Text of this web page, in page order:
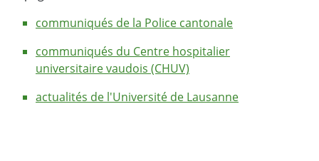
communiqués de la Police cantonale
communiqués du Centre hospitalier
universitaire vaudois (CHUV)
actualités de l'Université de Lausanne